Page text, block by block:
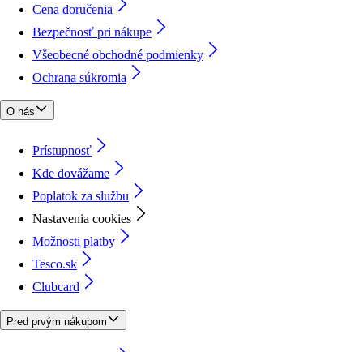
Cena doručenia
Bezpečnosť pri nákupe
Všeobecné obchodné podmienky
Ochrana súkromia
O nás
Prístupnosť
Kde dovážame
Poplatok za službu
Nastavenia cookies
Možnosti platby
Tesco.sk
Clubcard
Pred prvým nákupom